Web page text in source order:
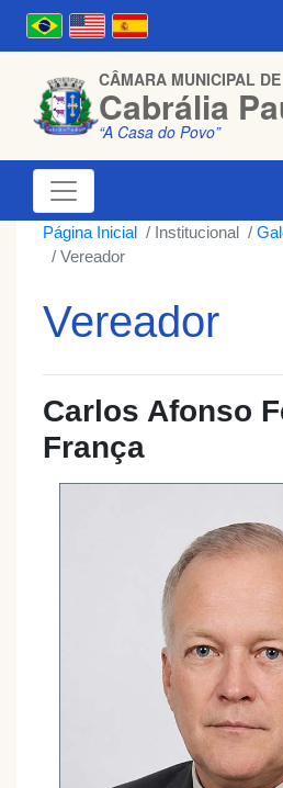
CÂMARA MUNICIPAL DE
Cabrália
“A Casa do Povo”
Página Inicial Institucional
Vereador
Vereador
Carlos Afonso
França